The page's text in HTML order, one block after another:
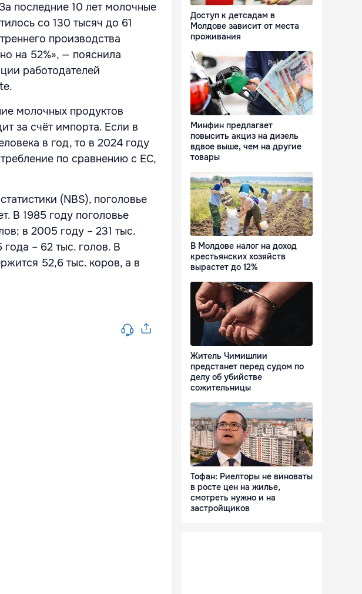
последние 10 лет молочные
со 130 тысяч до 61
производства
на 52%», — пояснила
работодателей
молочных продуктов
за счёт импорта. Если в
в год, то в 2024 году
по сравнению с ЕС,
(NBS), поголовье
В 1985 году поголовье
в 2005 году – 231 тыс.
года – 62 тыс. голов. В
52,6 тыс. коров, а в
Доступ к детсадам в
Молдове зависит от места
проживания
Минфин предлагает
повысить акциз на дизель
вдвое выше, чем на другие
товары
В Молдове налог на доход
крестьянских хозяйств
вырастет до 12%
Житель Чимишлии
предстанет перед судом по
делу об убийстве
сожительницы
Тофан: Риелторы не виноваты
в росте цен на жилье,
смотреть нужно и на
застройщиков